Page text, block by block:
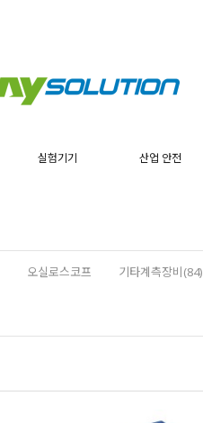
실험기기 산업 안전
오실로스코프 기타계측장비(84)